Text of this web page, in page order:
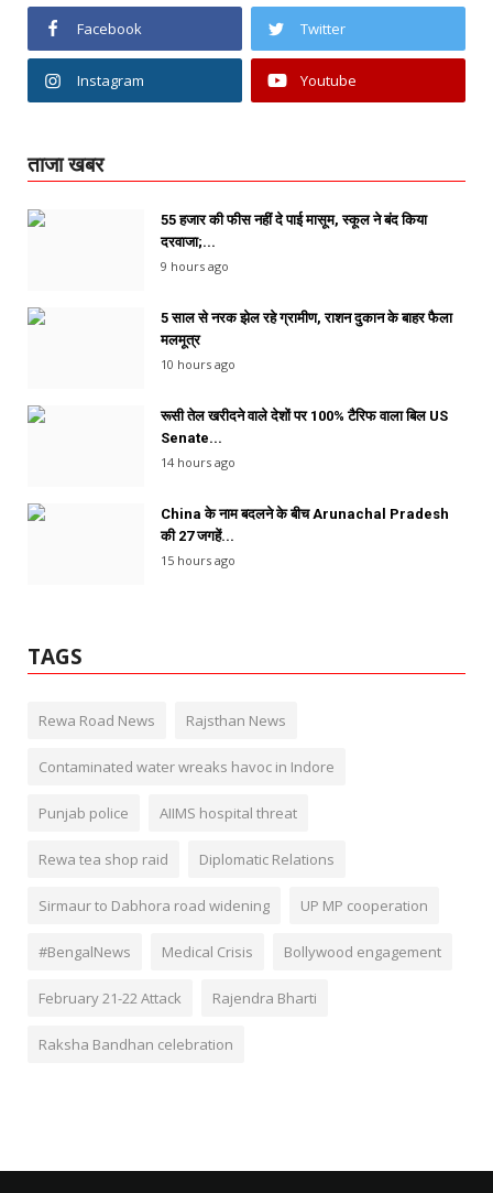
Facebook Twitter
Instagram Youtube
ताजा खबर
55 हजार की फीस नहीं दे पाई मासूम, स्कूल ने बंद किया
दरवाजा;...
9 hours ago
5 साल से नरक झेल रहे ग्रामीण, राशन दुकान के बाहर फैला
मलमूत्र
10 hours ago
रूसी तेल खरीदने वाले देशों पर 100% टैरिफ वाला बिल US
Senate...
14 hours ago
China के नाम बदलने के बीच Arunachal Pradesh
की 27 जगहें...
15 hours ago
TAGS
Rewa Road News Rajsthan News
Contaminated water wreaks havoc in Indore
Punjab police AIIMS hospital threat
Rewa tea shop raid Diplomatic Relations
Sirmaur to Dabhora road widening UP MP cooperation
#BengalNews Medical Crisis Bollywood engagement
February 21-22 Attack Rajendra Bharti
Raksha Bandhan celebration